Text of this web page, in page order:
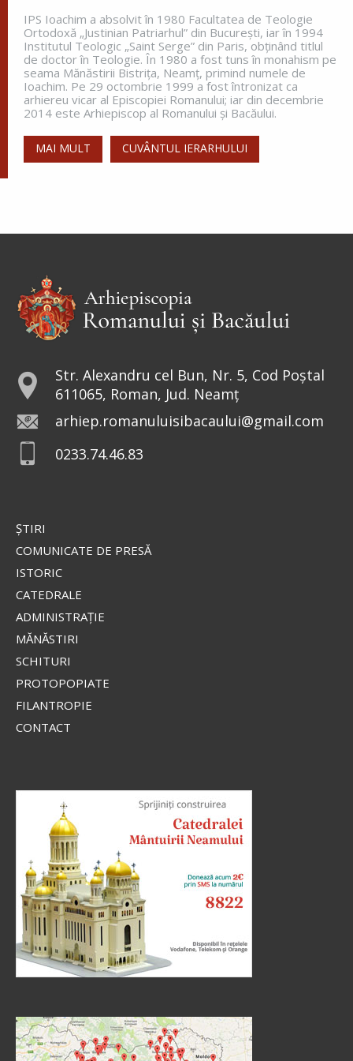
Apostolul zilei
Fraților, vă îndemn, pentru Domnul nostru Iisus
Hristos și pentru iubirea Duhului Sfânt, ca
împreună cu mine, să luptați în rugăciuni către
Dumnezeu pentru mine, ca să scap de...
Ap. Romani 15, 30-33
Ev. Matei 17, 24-27; 18, 1-4
Preia articolele Doxologia în site-ul tău!
IPS Ioachim a absolvit în 1980 Facultatea de Teologie
Ortodoxă „Justinian Patriarhul” din Bucureşti, iar în 1994
Institutul Teologic „Saint Serge” din Paris, obţinând titlul
de doctor în Teologie. În 1980 a fost tuns în monahism pe
seama Mănăstirii Bistriţa, Neamţ, primind numele de
Ioachim. Pe 29 octombrie 1999 a fost întronizat ca
arhiereu vicar al Episcopiei Romanului; iar din decembrie
2014 este Arhiepiscop al Romanului și Bacăului.
MAI MULT CUVÂNTUL IERARHULUI
Str. Alexandru cel Bun, Nr. 5, Cod Poștal
611065, Roman, Jud. Neamț
arhiep.romanuluisibacaului@gmail.com
0233.74.46.83
ŞTIRI
COMUNICATE DE PRESĂ
ISTORIC
CATEDRALE
ADMINISTRAŢIE
MĂNĂSTIRI
SCHITURI
PROTOPOPIATE
FILANTROPIE
CONTACT